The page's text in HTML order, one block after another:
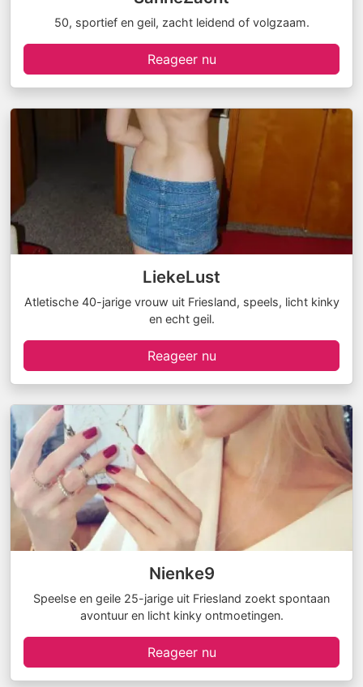
50, sportief en geil, zacht leidend of volgzaam.
Reageer nu
LiekeLust
Atletische 40-jarige vrouw uit Friesland, speels, licht kinky
en echt geil.
Reageer nu
Nienke9
Speelse en geile 25-jarige uit Friesland zoekt spontaan
avontuur en licht kinky ontmoetingen.
Reageer nu